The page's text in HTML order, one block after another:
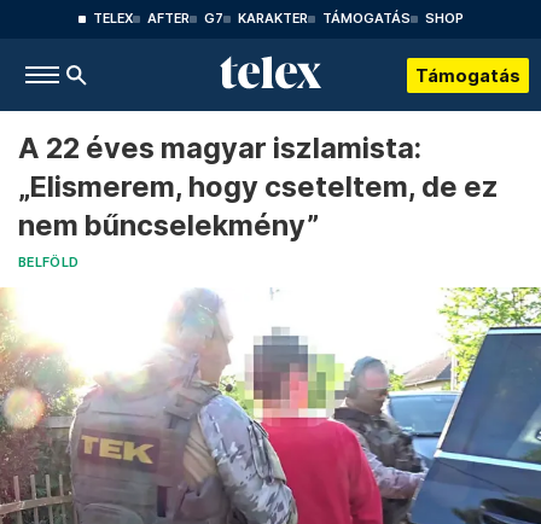
TELEX AFTER G7 KARAKTER TÁMOGATÁS SHOP
Támogatás
A 22 éves magyar iszlamista:
„Elismerem, hogy cseteltem, de ez
nem bűncselekmény”
BELFÖLD